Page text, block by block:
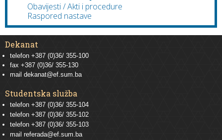
Obavijesti / Akti i procedure
Raspored nastave
Dekanat
telefon +387 (0)36/ 355-100
fax +387 (0)36/ 355-130
mail dekanat@ef.sum.ba
Studentska služba
telefon +387 (0)36/ 355-104
telefon +387 (0)36/ 355-102
telefon +387 (0)36/ 355-103
mail referada@ef.sum.ba